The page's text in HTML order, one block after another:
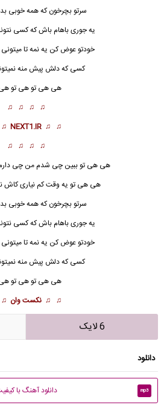
سرتو بچرخون که همه خوبی
یه جوری باهام باش که کسی
خودتو عوض کن یه نمه تا
کسی که دلش پیش منه
هی هی تو هی تو
♫ ♫ ♫ ♫
♫ ♫
NEXT1.IR
♫ ♫ ♫ ♫
هی هی توببین چی شدم من چی
هی هی تو یه وقت کم نیاری کاش
سرتو بچرخون که همه خوبی
یه جوری باهام باش که کسی
خودتو عوض کن یه نمه تا
کسی که دلش پیش منه
هی هی تو هی تو
♫ ♫ نکست وان
6 لایک
دانلود
mp3 دانلود آهنگ با کیفیت